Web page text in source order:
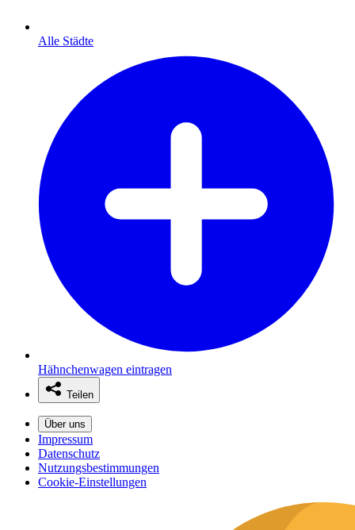
Alle Städte
Hähnchenwagen eintragen
Teilen
Über uns
Impressum
Datenschutz
Nutzungsbestimmungen
Cookie-Einstellungen